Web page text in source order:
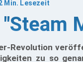
Min. Lesezeit
Revolution
zu so